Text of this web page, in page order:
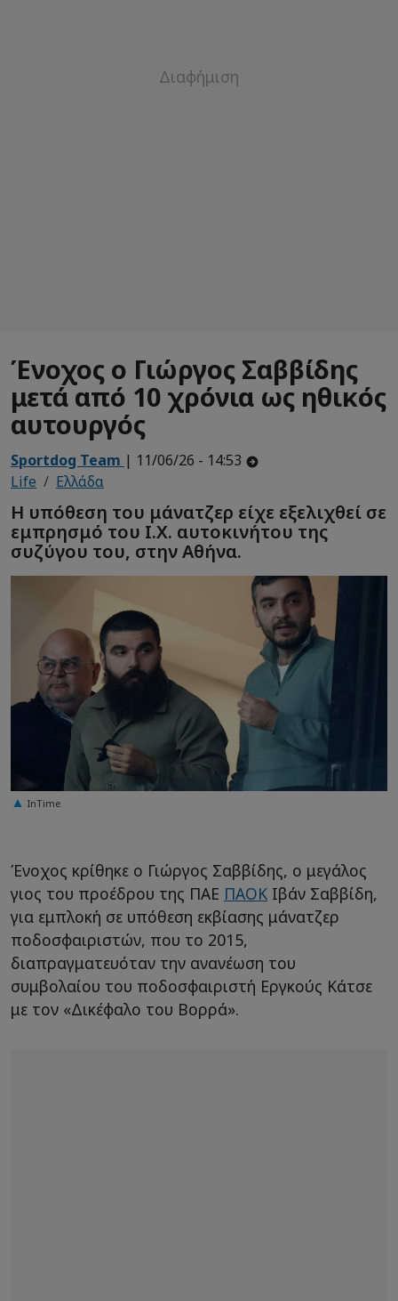
Ένοχος ο Γιώργος Σαββίδης
μετά από 10 χρόνια ως ηθικός
αυτουργός
Sportdog Team | 11/06/26 - 14:53
Life
Ελλάδα
Η υπόθεση του μάνατζερ είχε εξελιχθεί σε
εμπρησμό του Ι.Χ. αυτοκινήτου της
συζύγου του, στην Αθήνα.
InTime
Ένοχος κρίθηκε ο Γιώργος Σαββίδης, ο μεγάλος
γιος του προέδρου της ΠΑΕ ΠΑΟΚ Ιβάν Σαββίδη,
για εμπλοκή σε υπόθεση εκβίασης μάνατζερ
ποδοσφαιριστών, που το 2015,
διαπραγματευόταν την ανανέωση του
συμβολαίου του ποδοσφαιριστή Εργκούς Κάτσε
με τον «Δικέφαλο του Βορρά».